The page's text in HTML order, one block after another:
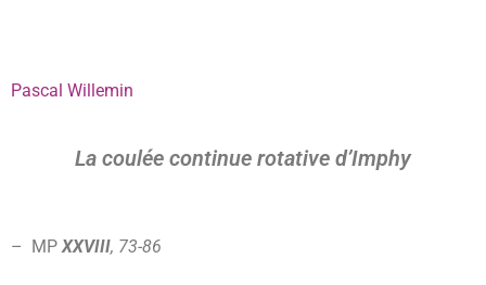
Pascal Willemin
La coulée continue rotative d’Imphy
– MPXXVIII, 73-86